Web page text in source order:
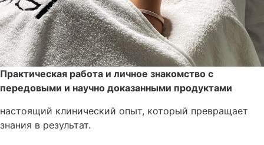
Практическая работа и личное знакомство с
передовыми и научно доказанными продуктами
настоящий клинический опыт, который превращает
знания в результат.